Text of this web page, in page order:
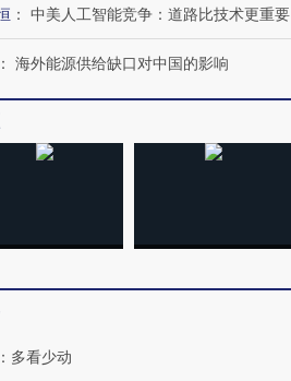
走私7万
四届链博
： 中美人工智能竞争：道路比技术更重要
： 海外能源供给缺口对中国的影响
： 多看少动